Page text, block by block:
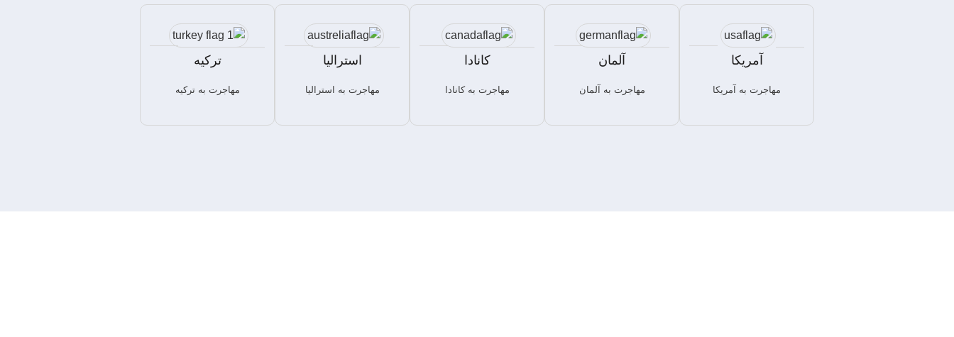
آمریکا
مهاجرت به آمریکا
آلمان
مهاجرت به آلمان
کانادا
مهاجرت به کانادا
استرالیا
مهاجرت به استرالیا
ترکیه
مهاجرت به ترکیه